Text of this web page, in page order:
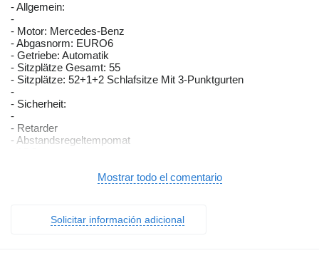
- Allgemein:
-
- Motor: Mercedes-Benz
- Abgasnorm: EURO6
- Getriebe: Automatik
- Sitzplätze Gesamt: 55
- Sitzplätze: 52+1+2 Schlafsitze Mit 3-Punktgurten
-
- Sicherheit:
-
- Retarder
- Abstandsregeltempomat
- Bremsassistent
Mostrar todo el comentario
Solicitar información adicional